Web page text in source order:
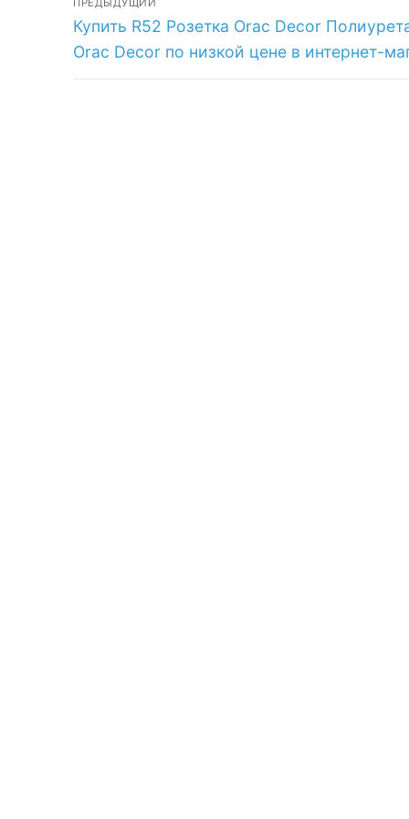
интернет-
магазине
по
ПРЕДЫДУЩИЙ
Предыдущая
запись:
Купить R52 Розетка Orac Decor
Orac Decor по низкой цене в интернет-